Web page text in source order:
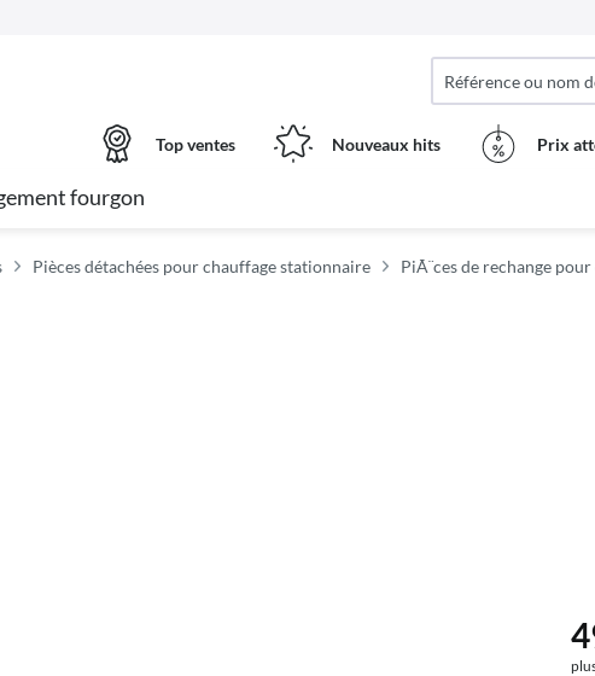
Top ventes Nouveaux hits Prix
fourgon
Pièces détachées pour chauffage stationnaire PiÃ¨ces de rechange